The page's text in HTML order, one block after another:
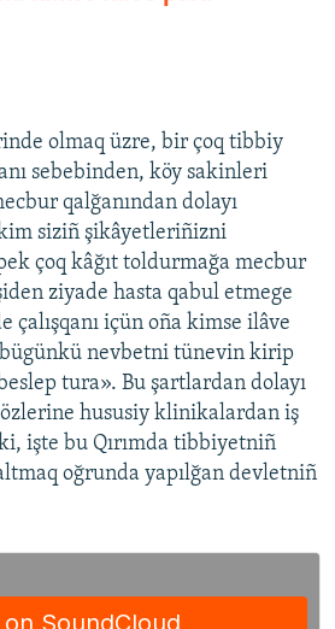
olmaq üzre, bir çoq tibbiy
sebebinden, köy sakinleri
qalğanından dolayı
siziñ şikâyetleriñizni
çoq kâğıt toldurmağa mecbur
ziyade hasta qabul etmege
çalışqanı içün oña kimse ilâve
nevbetni tünevin kirip
tura». Bu şartlardan dolayı
hususiy klinikalardan iş
işte bu Qırımda tibbiyetniñ
oğrunda yapılğan devletniñ